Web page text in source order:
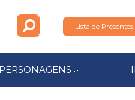
Lista de Presentes
PERSONAGENS